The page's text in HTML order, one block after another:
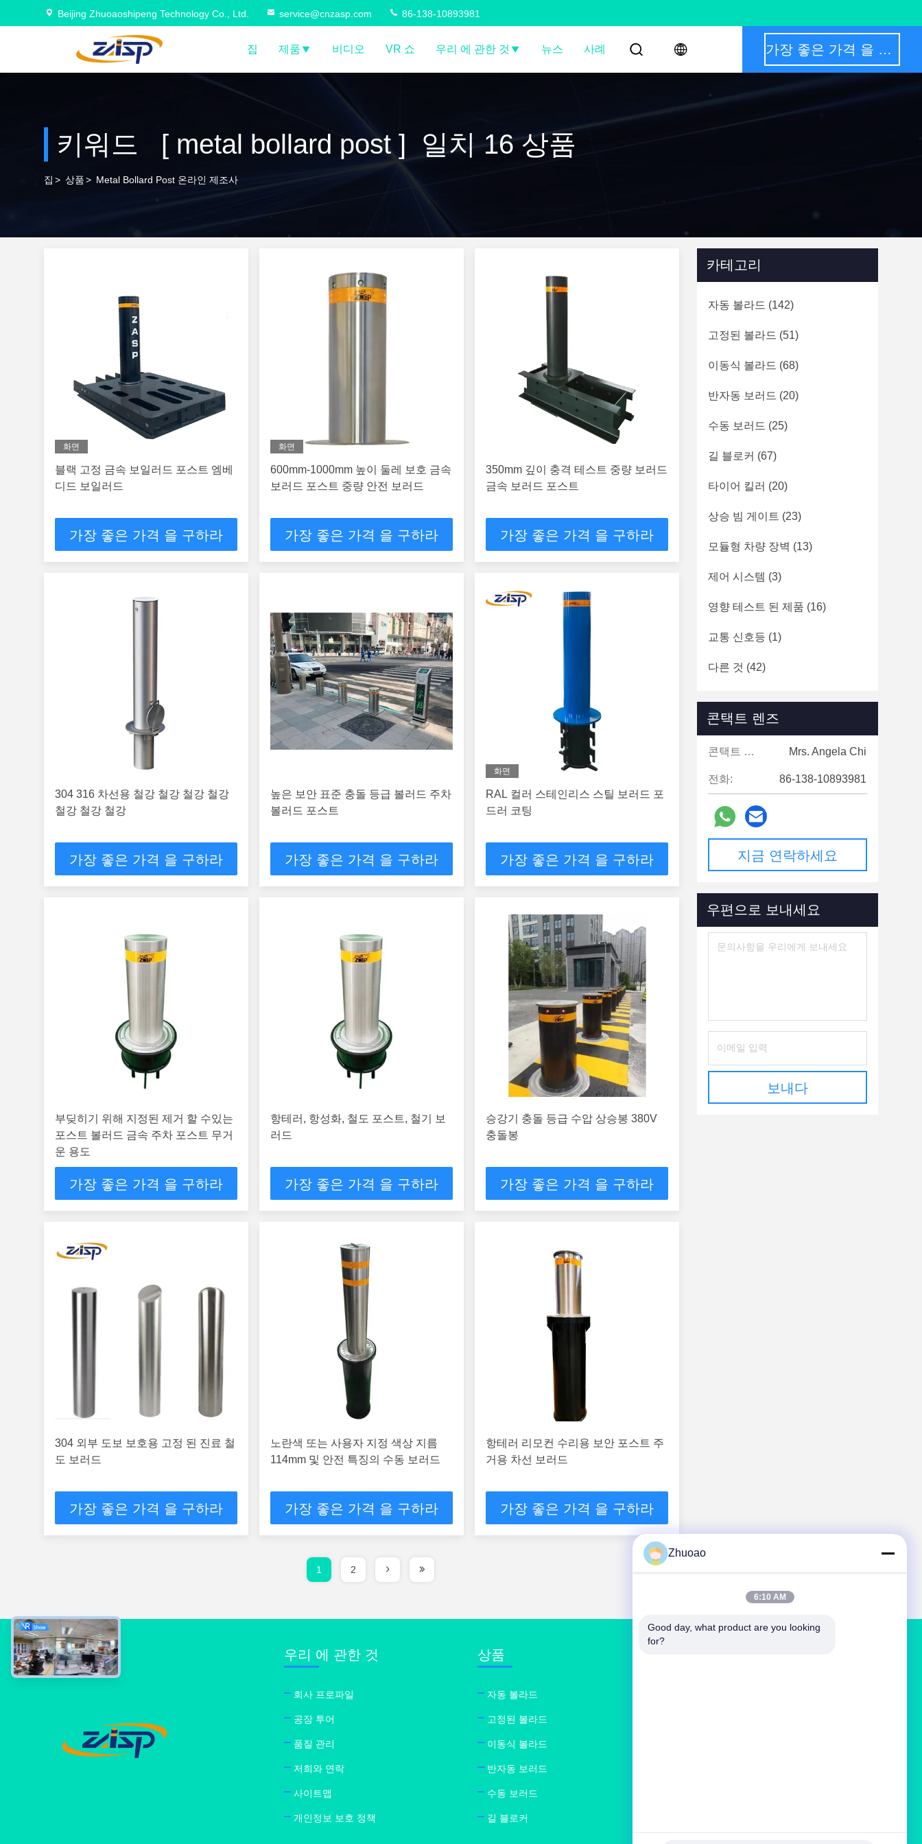
Beijing Zhuoaoshipeng Technology Co., Ltd. service@cnzasp.com 86-138-10893981
집 제품 비디오 VR 쇼 우리 에 관한 것 뉴스 사례 가장 좋은 가격 을 구하라
키워드 [ metal bollard post ] 일치 16 상품
집 > 상품> Metal Bollard Post 온라인 제조사
화면
블랙 고정 금속 보일러드 포스트 엠베
디드 보일러드
가장 좋은 가격 을 구하라
화면
600mm-1000mm 높이 둘레 보호 금속
보러드 포스트 중량 안전 보러드
가장 좋은 가격 을 구하라
350mm 깊이 충격 테스트 중량 보러드
금속 보러드 포스트
가장 좋은 가격 을 구하라
304 316 차선용 철강 철강 철강 철강
철강 철강 철강
가장 좋은 가격 을 구하라
높은 보안 표준 충돌 등급 볼러드 주차
볼러드 포스트
가장 좋은 가격 을 구하라
화면
RAL 컬러 스테인리스 스틸 보러드 포
드러 코팅
가장 좋은 가격 을 구하라
부딪히기 위해 지정된 제거 할 수있는
포스트 볼러드 금속 주차 포스트 무거
운 용도
가장 좋은 가격 을 구하라
항테러, 항성화, 철도 포스트, 철기 보
러드
가장 좋은 가격 을 구하라
승강기 충돌 등급 수압 상승봉 380V
충돌봉
가장 좋은 가격 을 구하라
304 외부 도보 보호용 고정 된 진료 철
도 보러드
가장 좋은 가격 을 구하라
노란색 또는 사용자 지정 색상 지름
114mm 및 안전 특징의 수동 보러드
가장 좋은 가격 을 구하라
항테러 리모컨 수리용 보안 포스트 주
거용 차선 보러드
가장 좋은 가격 을 구하라
카테고리
자동 볼라드 (142)
고정된 볼라드 (51)
이동식 볼라드 (68)
반자동 보러드 (20)
수동 보러드 (25)
길 블로커 (67)
타이어 킬러 (20)
상승 빔 게이트 (23)
모듈형 차량 장벽 (13)
제어 시스템 (3)
영향 테스트 된 제품 (16)
교통 신호등 (1)
다른 것 (42)
콘택트 렌즈
콘택트 렌즈: Mrs. Angela Chi
전화: 86-138-10893981
지금 연락하세요
우편으로 보내세요
보내다
1 2
우리 에 관한 것
회사 프로파일
공장 투어
품질 관리
저희와 연락
사이트맵
개인정보 보호 정책
상품
자동 볼라드
고정된 볼라드
이동식 볼라드
반자동 보러드
수동 보러드
길 블로커
Zhuoao
6:10 AM
Good day, what product are you looking
for?